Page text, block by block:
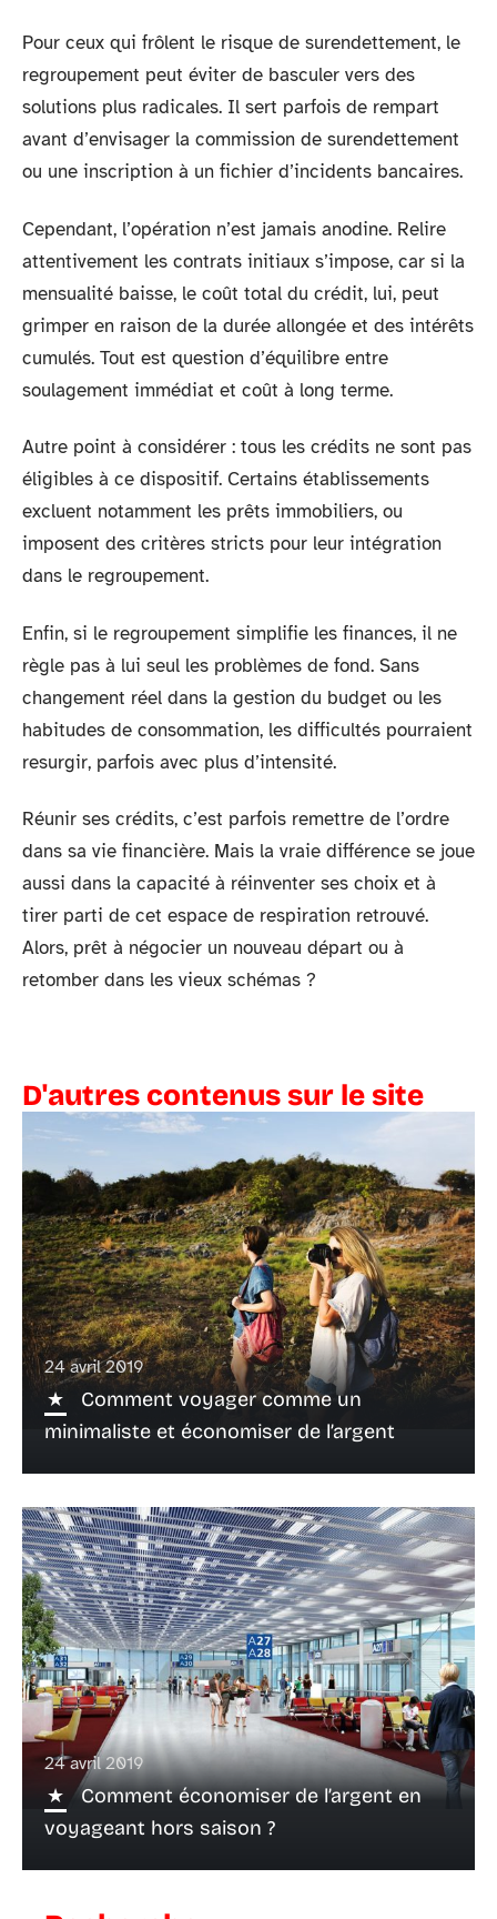
Pour ceux qui frôlent le risque de surendettement, le
regroupement peut éviter de basculer vers des
solutions plus radicales. Il sert parfois de rempart
avant d’envisager la commission de surendettement
ou une inscription à un fichier d’incidents bancaires.
Cependant, l’opération n’est jamais anodine. Relire
attentivement les contrats initiaux s’impose, car si la
mensualité baisse, le coût total du crédit, lui, peut
grimper en raison de la durée allongée et des intérêts
cumulés. Tout est question d’équilibre entre
soulagement immédiat et coût à long terme.
Autre point à considérer : tous les crédits ne sont pas
éligibles à ce dispositif. Certains établissements
excluent notamment les prêts immobiliers, ou
imposent des critères stricts pour leur intégration
dans le regroupement.
Enfin, si le regroupement simplifie les finances, il ne
règle pas à lui seul les problèmes de fond. Sans
changement réel dans la gestion du budget ou les
habitudes de consommation, les difficultés pourraient
resurgir, parfois avec plus d’intensité.
Réunir ses crédits, c’est parfois remettre de l’ordre
dans sa vie financière. Mais la vraie différence se joue
aussi dans la capacité à réinventer ses choix et à
tirer parti de cet espace de respiration retrouvé.
Alors, prêt à négocier un nouveau départ ou à
retomber dans les vieux schémas ?
D'autres contenus sur le site
24 avril 2019
Comment voyager comme un
minimaliste et économiser de l’argent
24 avril 2019
Comment économiser de l’argent en
voyageant hors saison ?